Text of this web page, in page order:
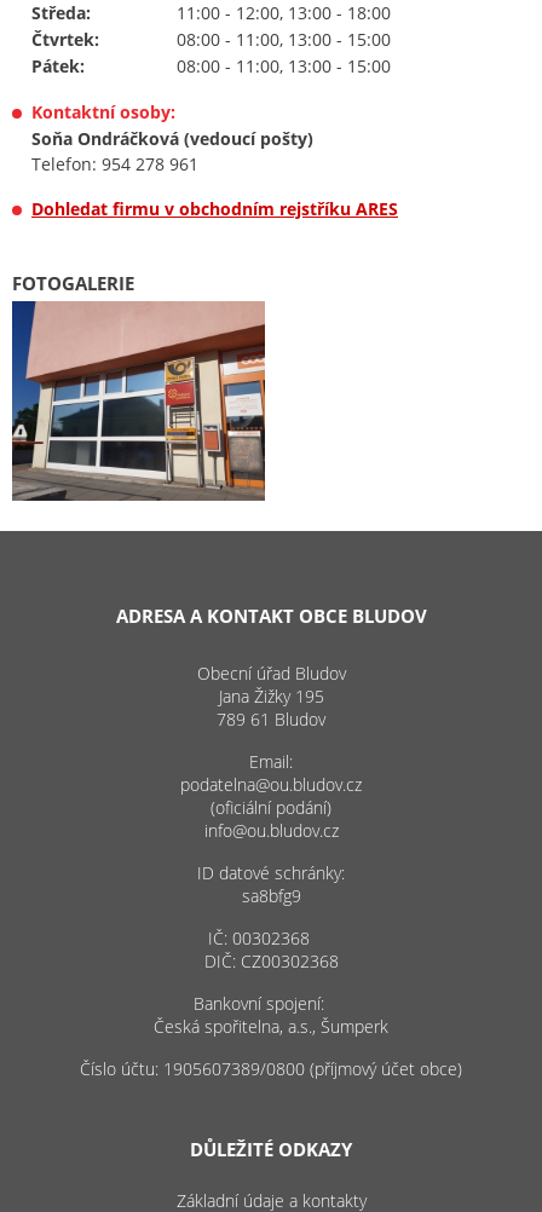
Středa:
11:00 - 12:00, 13:00 - 18:00
Čtvrtek:
08:00 - 11:00, 13:00 - 15:00
Pátek:
08:00 - 11:00, 13:00 - 15:00
Kontaktní osoby:
Soňa Ondráčková (vedoucí pošty)
Telefon: 954 278 961
Dohledat firmu v obchodním rejstříku ARES
FOTOGALERIE
ADRESA A KONTAKT OBCE BLUDOV
Obecní úřad Bludov
Jana Žižky 195
789 61 Bludov
Email:
podatelna@ou.bludov.cz
(oficiální podání)
info@ou.bludov.cz
ID datové schránky:
sa8bfg9
IČ: 00302368
DIČ: CZ00302368
Bankovní spojení:
Česká spořitelna, a.s., Šumperk
Číslo účtu: 1905607389/0800 (příjmový účet obce)
DŮLEŽITÉ ODKAZY
Základní údaje a kontakty